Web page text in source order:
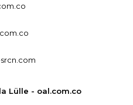
Lülle - oal.com.co